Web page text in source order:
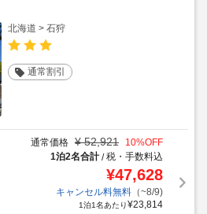
北海道 > 石狩
通常割引
通常価格 ¥ 52,921 10%OFF
1泊2名合計/税・手数料込
¥47,628
キャンセル料無料（~8/9)
1泊1名あたり¥23,814